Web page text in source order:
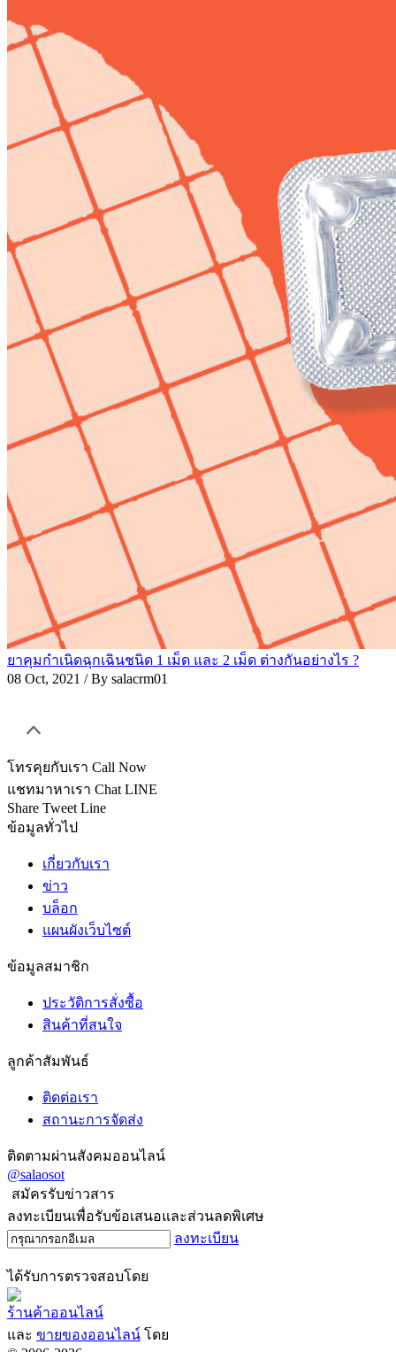
ยาคุมกำเนิดฉุกเฉินชนิด 1 เม็ด และ 2 เม็ด ต่างกันอย่างไร ?
08 Oct, 2021 / By salacrm01
โทรคุยกับเรา Call Now
แชทมาหาเรา Chat LINE
Share Tweet Line
ข้อมูลทั่วไป
เกี่ยวกับเรา
ข่าว
บล็อก
แผนผังเว็บไซต์
ข้อมูลสมาชิก
ประวัติการสั่งซื้อ
สินค้าที่สนใจ
ลูกค้าสัมพันธ์
ติดต่อเรา
สถานะการจัดส่ง
ติดตามผ่านสังคมออนไลน์
@salaosot
สมัครรับข่าวสาร
ลงทะเบียนเพื่อรับข้อเสนอและส่วนลดพิเศษ
ลงทะเบียน
ได้รับการตรวจสอบโดย
ร้านค้าออนไลน์
และ ขายของออนไลน์ โดย